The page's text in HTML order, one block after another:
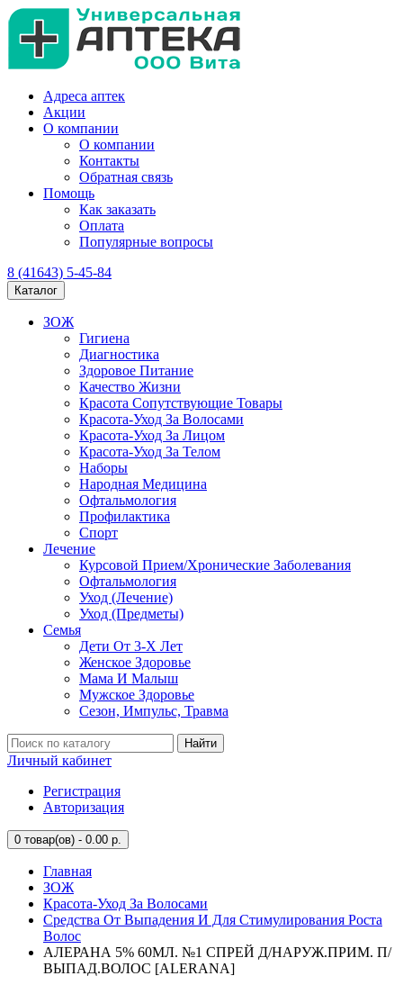
Адреса аптек
Акции
О компании
О компании
Контакты
Обратная связь
Помощь
Как заказать
Оплата
Популярные вопросы
8 (41643) 5-45-84
Каталог
ЗОЖ
Гигиена
Диагностика
Здоровое Питание
Качество Жизни
Красота Сопутствующие Товары
Красота-Уход За Волосами
Красота-Уход За Лицом
Красота-Уход За Телом
Наборы
Народная Медицина
Офтальмология
Профилактика
Спорт
Лечение
Курсовой Прием/Хронические Заболевания
Офтальмология
Уход (Лечение)
Уход (Предметы)
Семья
Дети От 3-Х Лет
Женское Здоровье
Мама И Малыш
Мужское Здоровье
Сезон, Импульс, Травма
Найти
Личный кабинет
Регистрация
Авторизация
0 товар(ов) - 0.00 р.
Главная
ЗОЖ
Красота-Уход За Волосами
Средства От Выпадения И Для Стимулирования Роста
Волос
АЛЕРАНА 5% 60МЛ. №1 СПРЕЙ Д/НАРУЖ.ПРИМ. П/
ВЫПАД.ВОЛОС [ALERANA]